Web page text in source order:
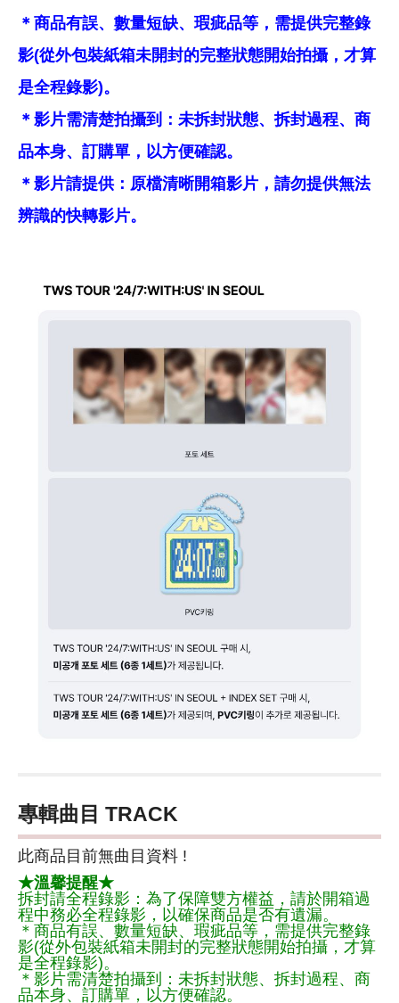
＊商品有誤、數量短缺、瑕疵品等，需提供完整錄
影(從外包裝紙箱未開封的完整狀態開始拍攝，才算
是全程錄影)。
＊影片需清楚拍攝到：未拆封狀態、拆封過程、商
品本身、訂購單，以方便確認。
＊影片請提供：原檔清晰開箱影片，請勿提供無法
辨識的快轉影片。
專輯曲目 TRACK
此商品目前無曲目資料 !
★溫馨提醒★
拆封請全程錄影：為了保障雙方權益，請於開箱過
程中務必全程錄影，以確保商品是否有遺漏。
＊商品有誤、數量短缺、瑕疵品等，需提供完整錄
影(從外包裝紙箱未開封的完整狀態開始拍攝，才算
是全程錄影)。
＊影片需清楚拍攝到：未拆封狀態、拆封過程、商
品本身、訂購單，以方便確認。